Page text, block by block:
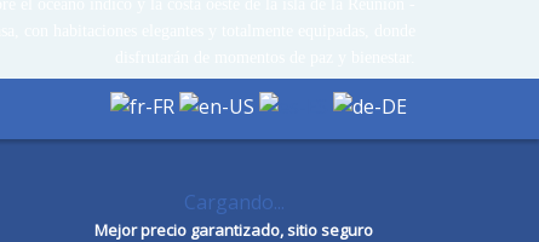
Cargando...
Mejor precio garantizado, sitio seguro